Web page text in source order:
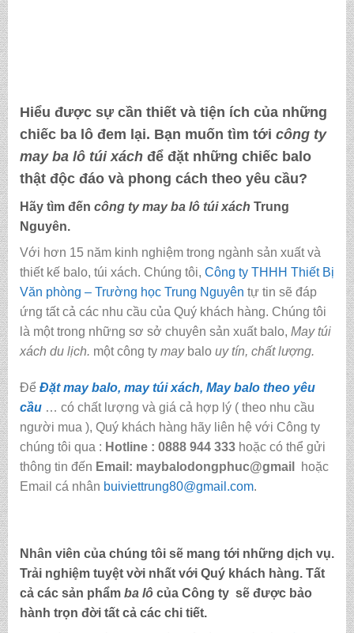
Hiểu được sự cần thiết và tiện ích của những
chiếc ba lô đem lại. Bạn muốn tìm tới công ty
may ba lô túi xách để đặt những chiếc balo
thật độc đáo và phong cách theo yêu cầu?
Hãy tìm đến công ty may ba lô túi xách Trung
Nguyên.
Với hơn 15 năm kinh nghiệm trong ngành sản xuất và
thiết kế balo, túi xách. Chúng tôi, Công ty THHH Thiết Bị
Văn phòng – Trường học Trung Nguyên tự tin sẽ đáp
ứng tất cả các nhu cầu của Quý khách hàng. Chúng tôi
là một trong những sơ sở chuyên sản xuất balo, May túi
xách du lịch. một công tymaybalo uy tín, chất lượng.
Để Đặt may balo, may túi xách, May balo theo yêu
cầu… có chất lượng và giá cả hợp lý ( theo nhu cầu
người mua ), Quý khách hàng hãy liên hệ với Công ty
chúng tôi qua : Hotline : 0888 944 333hoặc có thể gửi
thông tin đến Email: maybalodongphuc@gmail
hoặc
Email cá nhân buiviettrung80@gmail.com.
Nhân viên của chúng tôi sẽ mang tới những dịch vụ.
Trải nghiệm tuyệt vời nhất với Quý khách hàng. Tất
cả các sản phẩmba lô của Công ty sẽ được bảo
hành trọn đời tất cả các chi tiết.